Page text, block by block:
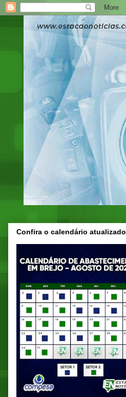
Confira o calendário atualizado